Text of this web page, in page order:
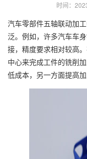
时间：
汽车零部件五轴联动加
泛。例如，许多汽车车
接，精度要求相对较高
中心来完成工件的铣削
低成本，另一方面提高加